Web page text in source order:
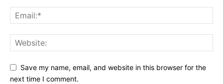
Save my name, email, and website in this browser for the
next time I comment.